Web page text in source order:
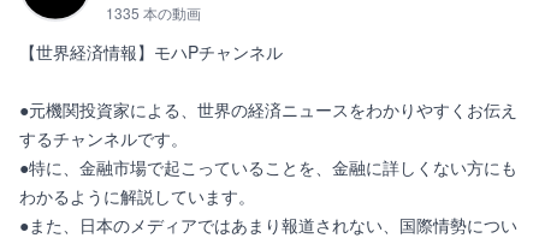
1335 本の動画
【世界経済情報】モハPチャンネル
●元機関投資家による、世界の経済ニュースをわかりやすくお伝え
するチャンネルです。
●特に、金融市場で起こっていることを、金融に詳しくない方にも
わかるように解説しています。
●また、日本のメディアではあまり報道されない、国際情勢につい